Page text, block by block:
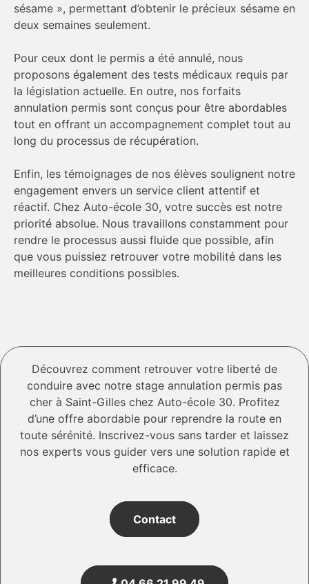
sésame », permettant d’obtenir le précieux sésame en
deux semaines seulement.
Pour ceux dont le permis a été annulé, nous
proposons également des tests médicaux requis par
la législation actuelle. En outre, nos forfaits
annulation permis sont conçus pour être abordables
tout en offrant un accompagnement complet tout au
long du processus de récupération.
Enfin, les témoignages de nos élèves soulignent notre
engagement envers un service client attentif et
réactif. Chez Auto-école 30, votre succès est notre
priorité absolue. Nous travaillons constamment pour
rendre le processus aussi fluide que possible, afin
que vous puissiez retrouver votre mobilité dans les
meilleures conditions possibles.
Découvrez comment retrouver votre liberté de
conduire avec notre stage annulation permis pas
cher à Saint-Gilles chez Auto-école 30. Profitez
d’une offre abordable pour reprendre la route en
toute sérénité. Inscrivez-vous sans tarder et laissez
nos experts vous guider vers une solution rapide et
efficace.
Contact